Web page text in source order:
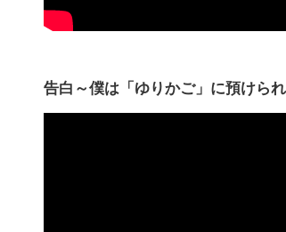
告白～僕は「ゆりかご」に預けら